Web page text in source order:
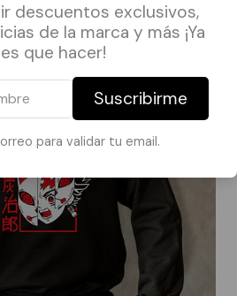
descuentos exclusivos,
de la marca y más ¡Ya
que hacer!
Suscribirme
para validar tu email.